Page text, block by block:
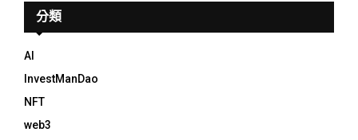
分類
AI
InvestManDao
NFT
web3